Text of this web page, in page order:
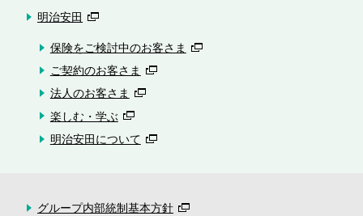
明治安田
保険をご検討中のお客さま
ご契約のお客さま
法人のお客さま
楽しむ・学ぶ
明治安田について
グループ内部統制基本方針